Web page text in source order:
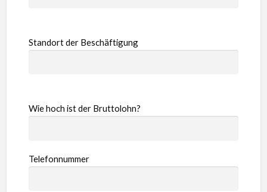
Standort der Beschäftigung
Wie hoch ist der Bruttolohn?
Telefonnummer